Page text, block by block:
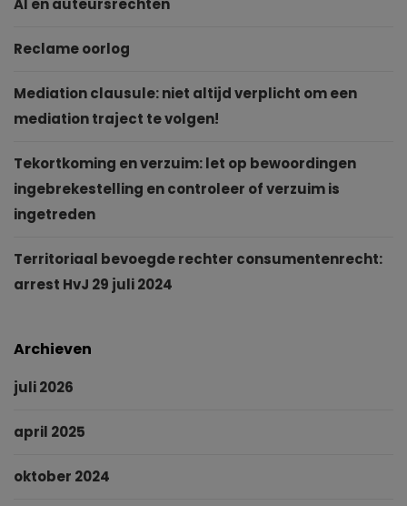
AI en auteursrechten
Reclame oorlog
Mediation clausule: niet altijd verplicht om een
mediation traject te volgen!
Tekortkoming en verzuim: let op bewoordingen
ingebrekestelling en controleer of verzuim is
ingetreden
Territoriaal bevoegde rechter consumentenrecht:
arrest HvJ 29 juli 2024
Archieven
juli 2026
april 2025
oktober 2024